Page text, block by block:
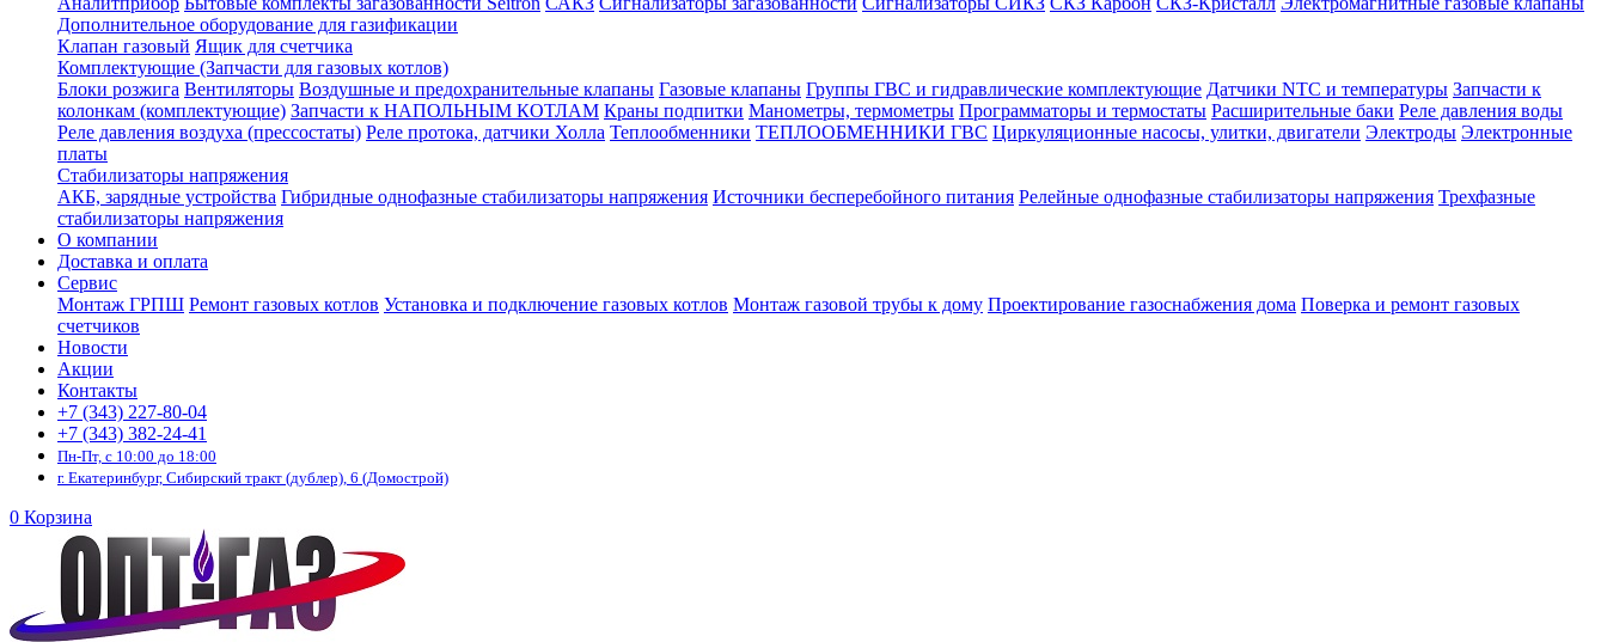
Дополнительное оборудование для газификации
Клапан газовый Ящик для счетчика
Комплектующие (Запчасти для газовых котлов)
Блоки розжига Вентиляторы Воздушные и предохранительные клапаны Газовые клапаны Группы ГВС и гидравлические комплектующие Датчики NTC и температуры Запчасти к
колонкам (комплектующие) Запчасти к НАПОЛЬНЫМ КОТЛАМ Краны подпитки Манометры, термометры Программаторы и термостаты Расширительные баки Реле давления воды
Реле давления воздуха (прессостаты) Реле протока, датчики Холла Теплообменники ТЕПЛООБМЕННИКИ ГВС Циркуляционные насосы, улитки, двигатели Электроды Электронные
платы
Стабилизаторы напряжения
АКБ, зарядные устройства Гибридные однофазные стабилизаторы напряжения Источники бесперебойного питания Релейные однофазные стабилизаторы напряжения Трехфазные
стабилизаторы напряжения
О компании
Доставка и оплата
Сервис
Монтаж ГРПШ Ремонт газовых котлов Установка и подключение газовых котлов Монтаж газовой трубы к дому Проектирование газоснабжения дома Поверка и ремонт газовых
счетчиков
Новости
Акции
Контакты
+7 (343) 227-80-04
+7 (343) 382-24-41
Пн-Пт, с 10:00 до 18:00
г. Екатеринбург, Сибирский тракт (дублер), 6 (Домострой)
0 Корзина